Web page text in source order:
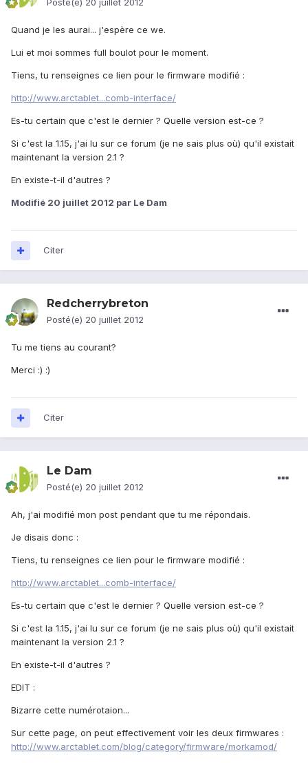
Posté(e) 20 juillet 2012
Quand je les aurai... j'espère ce we.
Lui et moi sommes full boulot pour le moment.
Tiens, tu renseignes ce lien pour le firmware modifié :
http://www.arctablet...comb-interface/
Es-tu certain que c'est le dernier ? Quelle version est-ce ?
Si c'est la 1.15, j'ai lu sur ce forum (je ne sais plus où) qu'il existait
maintenant la version 2.1 ?
En existe-t-il d'autres ?
Modifié 20 juillet 2012 par Le Dam
Citer
Redcherrybreton
Posté(e) 20 juillet 2012
Tu me tiens au courant?
Merci :) :)
Citer
Le Dam
Posté(e) 20 juillet 2012
Ah, j'ai modifié mon post pendant que tu me répondais.
Je disais donc :
Tiens, tu renseignes ce lien pour le firmware modifié :
http://www.arctablet...comb-interface/
Es-tu certain que c'est le dernier ? Quelle version est-ce ?
Si c'est la 1.15, j'ai lu sur ce forum (je ne sais plus où) qu'il existait
maintenant la version 2.1 ?
En existe-t-il d'autres ?
EDIT :
Bizarre cette numérotaion...
Sur cette page, on peut effectivement voir les deux firmwares :
http://www.arctablet.com/blog/category/firmware/morkamod/